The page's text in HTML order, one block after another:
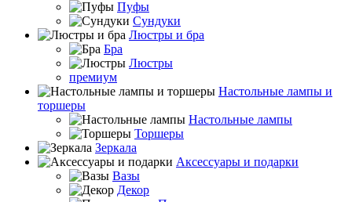
Пуфы
Сундуки
Люстры и бра
Бра
Люстры
премиум
Настольные лампы и
торшеры
Настольные лампы
Торшеры
Зеркала
Аксессуары и подарки
Вазы
Декор